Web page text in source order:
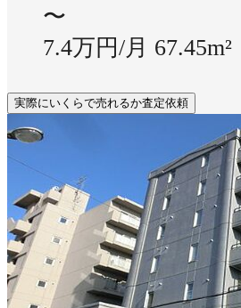
〜
7.4万円/月 67.45m²
実際にいくらで売れるか査定依頼